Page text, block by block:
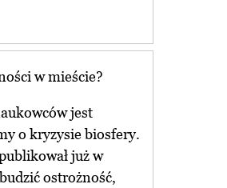
w mieście?
jest
o kryzysie biosfery.
już w
ostrożność,